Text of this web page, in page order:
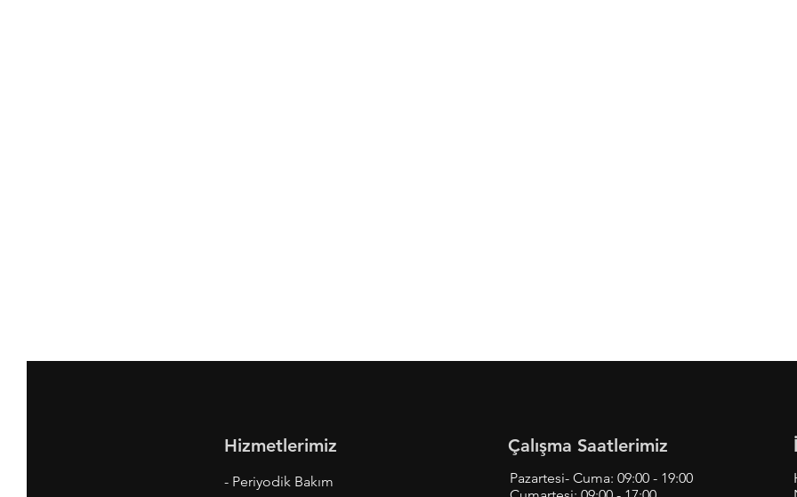
Hizmetlerimiz
- Periyodik Bakım
Çalışma Saatlerimiz
Pazartesi- Cuma: 09:00 - 19:00